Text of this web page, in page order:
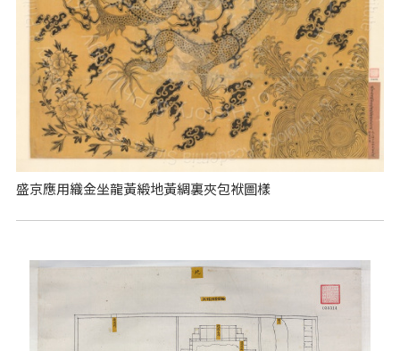
盛京應用織金坐龍黃緞地黃綢裏夾包袱圖樣